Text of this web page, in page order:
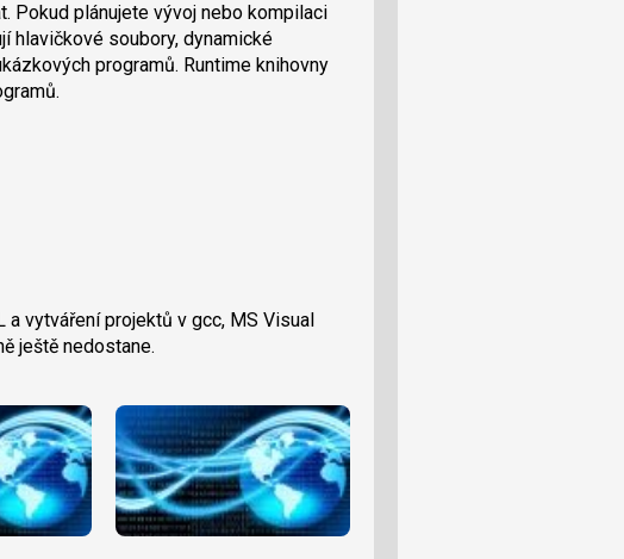
Pokud plánujete vývoj nebo kompilaci
hlavičkové soubory, dynamické
programů. Runtime knihovny
vytváření projektů v gcc, MS Visual
ještě nedostane.